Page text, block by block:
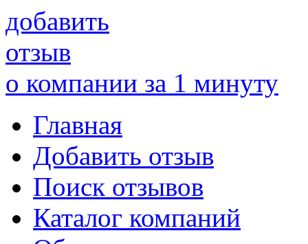
добавить
отзыв
о компании за 1 минуту
Главная
Добавить отзыв
Поиск отзывов
Каталог компаний